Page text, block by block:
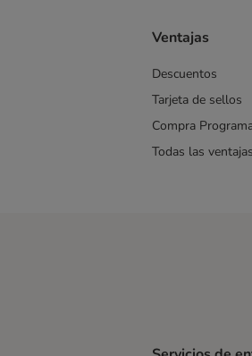
Ventajas
Descuentos
Tarjeta de sellos
Compra
Todas las ventajas